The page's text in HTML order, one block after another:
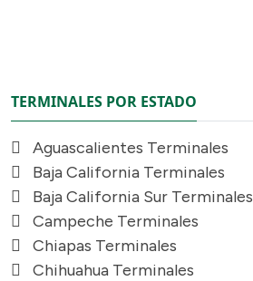
TERMINALES POR ESTADO
Aguascalientes Terminales
Baja California Terminales
Baja California Sur Terminales
Campeche Terminales
Chiapas Terminales
Chihuahua Terminales